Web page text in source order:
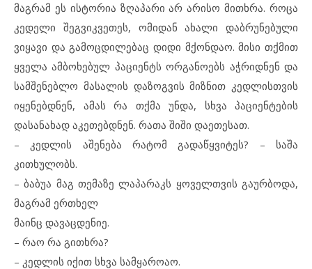
მაგრამ ეს ისტორია ზღაპარი არ არისო მითხრა. როცა
კედელი შეგვიკვეთეს, ომიდან ახალი დაბრუნებული
ვიყავი და გამოცდილებაც დიდი მქონდაო. მისი თქმით
ყველა ამბოხებულ პაციენტს ორგანოებს აჭრიდნენ და
სამშენებლო მასალის დაზოგვის მიზნით კედლისთვის
იყენებდნენ, ამას რა თქმა უნდა, სხვა პაციენტების
დასანახად აკეთებდნენ. რათა შიში დაეთესათ.
– კედლის აშენება რატომ გადაწყვიტეს? – საშა
კითხულობს.
– ბაბუა მაგ თემაზე ლაპარაკს ყოველთვის გაურბოდა,
მაგრამ ერთხელ
მაინც დავაცდენიე.
– რაო რა გითხრა?
– კედლის იქით სხვა სამყაროაო.